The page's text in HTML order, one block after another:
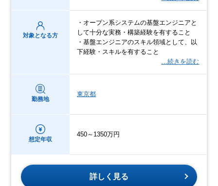
対象となる方
・オープン系システムの基盤エンジニアと
して十分な実務・構築経験を有すること
・基盤エンジニアのスキル領域として、以
下経験・スキルを有すること
…続きを読む
勤務地
東京都
想定年収
450～1350万円
詳しく見る